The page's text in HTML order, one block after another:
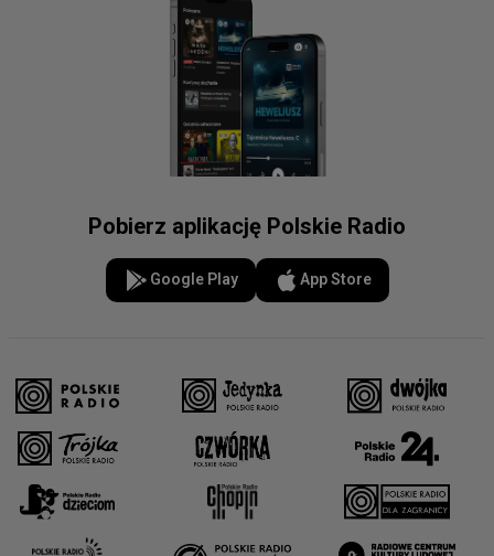
Pobierz aplikację Polskie Radio
Google Play App Store